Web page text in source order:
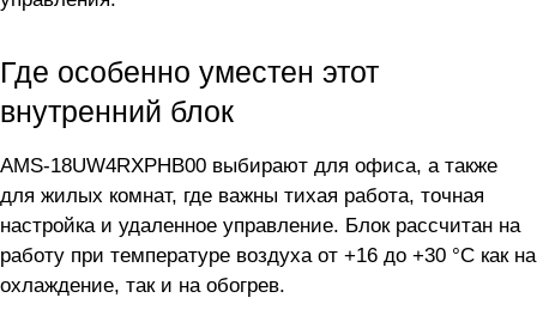
Где особенно уместен этот
внутренний блок
AMS-18UW4RXPHB00 выбирают для офиса, а также
для жилых комнат, где важны тихая работа, точная
настройка и удаленное управление. Блок рассчитан на
работу при температуре воздуха от +16 до +30 °C как на
охлаждение, так и на обогрев.